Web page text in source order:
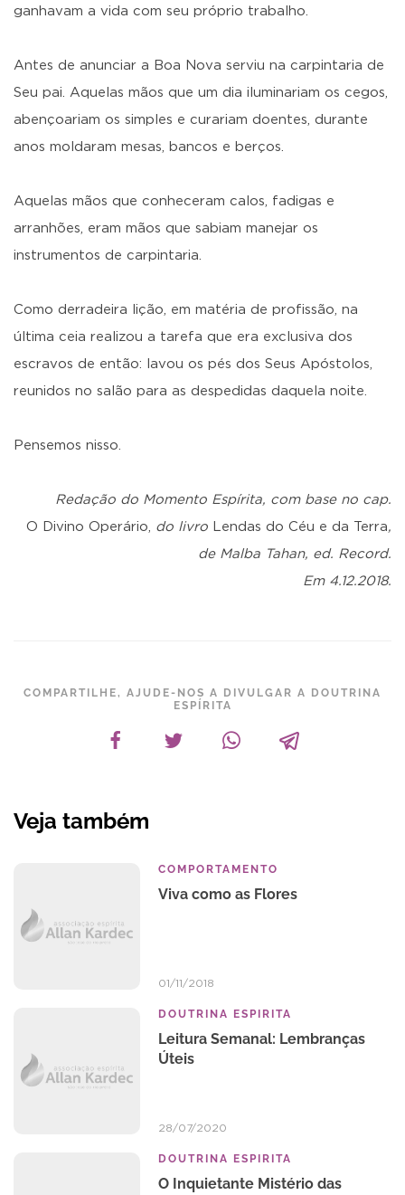
ganhavam a vida com seu próprio trabalho.
Antes de anunciar a Boa Nova serviu na carpintaria de
Seu pai. Aquelas mãos que um dia iluminariam os cegos,
abençoariam os simples e curariam doentes, durante
anos moldaram mesas, bancos e berços.
Aquelas mãos que conheceram calos, fadigas e
arranhões, eram mãos que sabiam manejar os
instrumentos de carpintaria.
Como derradeira lição, em matéria de profissão, na
última ceia realizou a tarefa que era exclusiva dos
escravos de então: lavou os pés dos Seus Apóstolos,
reunidos no salão para as despedidas daquela noite.
Pensemos nisso.
Redação do Momento Espírita, com base no cap.
O Divino Operário, do livro Lendas do Céu e da Terra,
de Malba Tahan, ed. Record.
Em 4.12.2018.
COMPARTILHE, AJUDE-NOS A DIVULGAR A DOUTRINA
ESPÍRITA
Veja também
COMPORTAMENTO
Viva como as Flores
01/11/2018
DOUTRINA ESPIRITA
Leitura Semanal: Lembranças
Úteis
28/07/2020
DOUTRINA ESPIRITA
O Inquietante Mistério das